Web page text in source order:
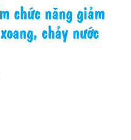
chức năng giảm
chảy nước